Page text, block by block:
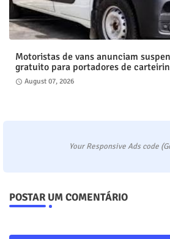
Motoristas de vans anunciam
gratuito para portadores de
August 07, 2026
Your Responsive Ads code
POSTAR UM COMENTÁRIO